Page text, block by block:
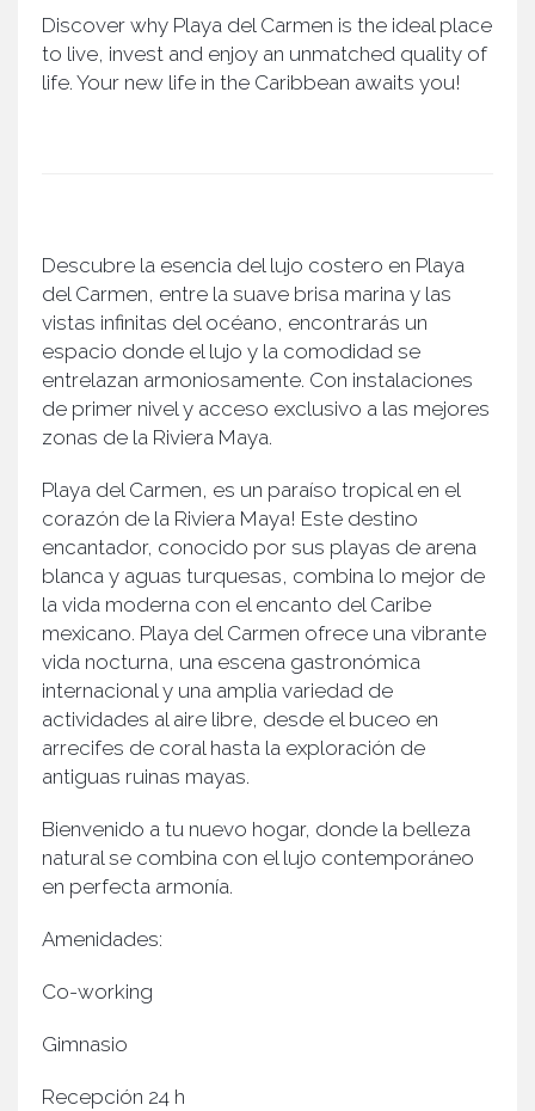
Discover why Playa del Carmen is the ideal place
to live, invest and enjoy an unmatched quality of
life. Your new life in the Caribbean awaits you!
Descubre la esencia del lujo costero en Playa
del Carmen, entre la suave brisa marina y las
vistas infinitas del océano, encontrarás un
espacio donde el lujo y la comodidad se
entrelazan armoniosamente. Con instalaciones
de primer nivel y acceso exclusivo a las mejores
zonas de la Riviera Maya.
Playa del Carmen, es un paraíso tropical en el
corazón de la Riviera Maya! Este destino
encantador, conocido por sus playas de arena
blanca y aguas turquesas, combina lo mejor de
la vida moderna con el encanto del Caribe
mexicano. Playa del Carmen ofrece una vibrante
vida nocturna, una escena gastronómica
internacional y una amplia variedad de
actividades al aire libre, desde el buceo en
arrecifes de coral hasta la exploración de
antiguas ruinas mayas.
Bienvenido a tu nuevo hogar, donde la belleza
natural se combina con el lujo contemporáneo
en perfecta armonía.
Amenidades:
Co-working
Gimnasio
Recepción 24 h